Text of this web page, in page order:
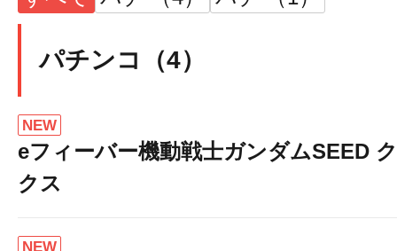
パチンコ（4）
NEW
eフィーバー機動戦士ガンダムSEED
クス
NEW